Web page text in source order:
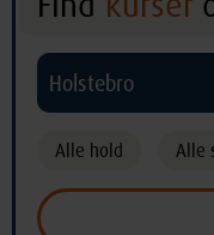
Holstebro
Alle hold Alle